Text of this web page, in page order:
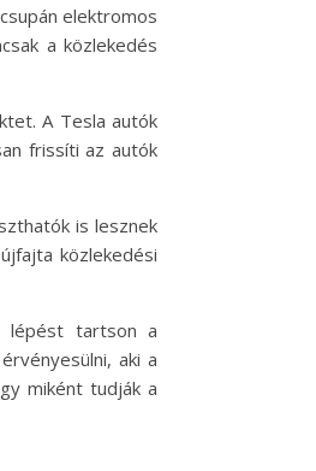
elektromos
a közlekedés
A Tesla autók
frissíti az autók
is lesznek
közlekedési
lépést tartson a
aki a
miként tudják a